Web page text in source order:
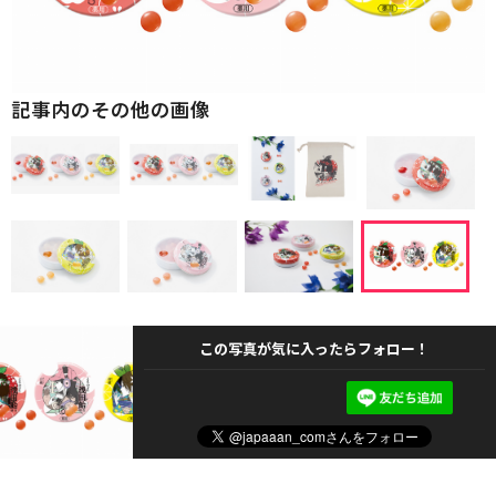
記事内のその他の画像
この写真が気に入ったらフォロー！